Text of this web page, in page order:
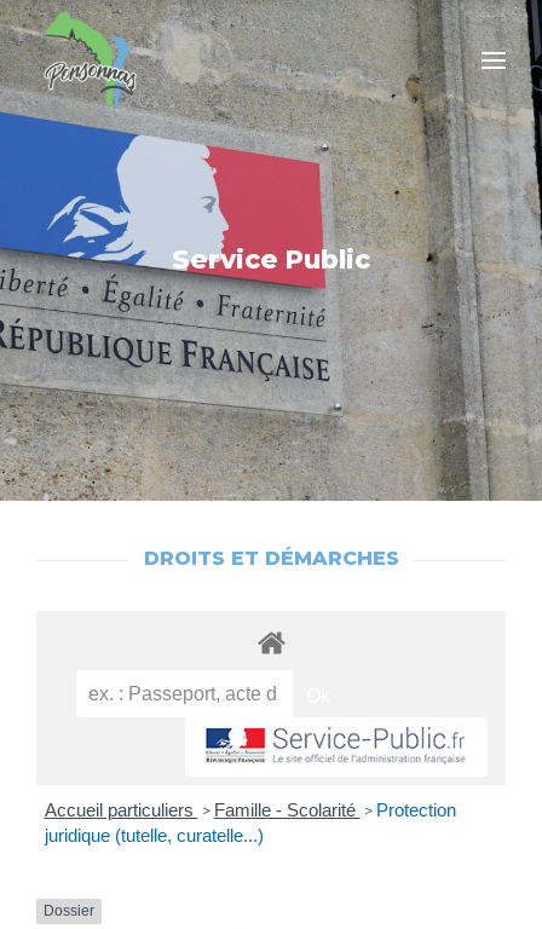
Service Public
DROITS ET DÉMARCHES
Accueil particuliers > Famille - Scolarité > Protection
juridique (tutelle, curatelle...)
Dossier